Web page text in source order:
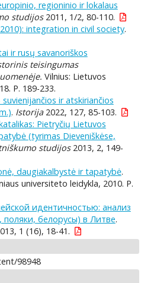
regioninio ir lokalaus
studijos2011, 1/2, 80-110.
integration in civil society.
ir rusų savanoriškos
teisingumas
Vilnius: Lietuvos
P. 189-233.
ir atskiriančios
. Istorija2022, 127, 85-103.
Pietryčių Lietuvos
(tyrimas Dieveniškėse,
studijos2013, 2, 149-
daugiakalbystė ir tapatybė.
universiteto leidykla, 2010. P.
идентичностью: анализ
поляки, белорусы) в Литве.
1 (16), 18-41.
98948